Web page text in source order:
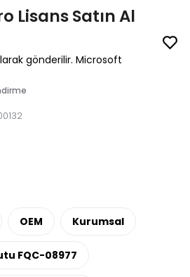
Lisans Satın Al
gönderilir. Microsoft
OEM Kurumsal
FQC-08977